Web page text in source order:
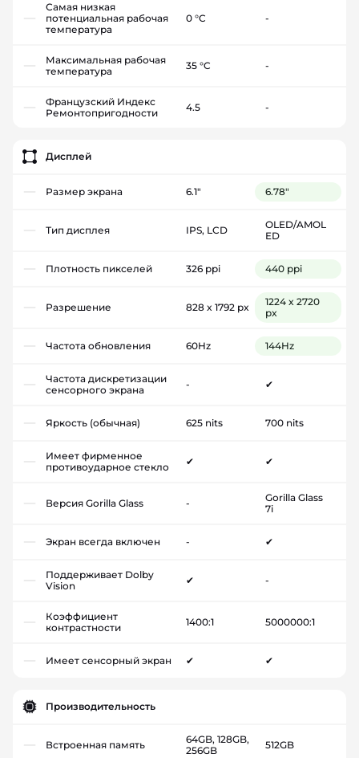
Самая низкая
потенциальная рабочая
температура
0 °C -
Максимальная рабочая
температура
35 °C -
Французский Индекс
Ремонтопригодности
4.5 -
Дисплей
Размер экрана 6.1" 6.78"
Тип дисплея IPS, LCD
OLED/AMOL
ED
Плотность пикселей 326 ppi 440 ppi
Разрешение 828 x 1792 px
1224 x 2720
px
Частота обновления 60Hz 144Hz
Частота дискретизации
сенсорного экрана
- ✔
Яркость (обычная) 625 nits 700 nits
Имеет фирменное
противоударное стекло
✔ ✔
Версия Gorilla Glass -
Gorilla Glass
7i
Экран всегда включен - ✔
Поддерживает Dolby
Vision
✔ -
Коэффициент
контрастности
1400:1 5000000:1
Имеет сенсорный экран ✔ ✔
Производительность
Встроенная память
64GB, 128GB,
256GB
512GB